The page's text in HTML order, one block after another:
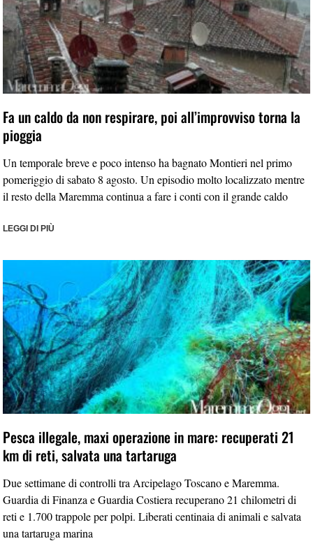
Fa un caldo da non respirare, poi all’improvviso torna la
pioggia
Un temporale breve e poco intenso ha bagnato Montieri nel primo
pomeriggio di sabato 8 agosto. Un episodio molto localizzato mentre
il resto della Maremma continua a fare i conti con il grande caldo
LEGGI DI PIÙ
Pesca illegale, maxi operazione in mare: recuperati 21
km di reti, salvata una tartaruga
Due settimane di controlli tra Arcipelago Toscano e Maremma.
Guardia di Finanza e Guardia Costiera recuperano 21 chilometri di
reti e 1.700 trappole per polpi. Liberati centinaia di animali e salvata
una tartaruga marina